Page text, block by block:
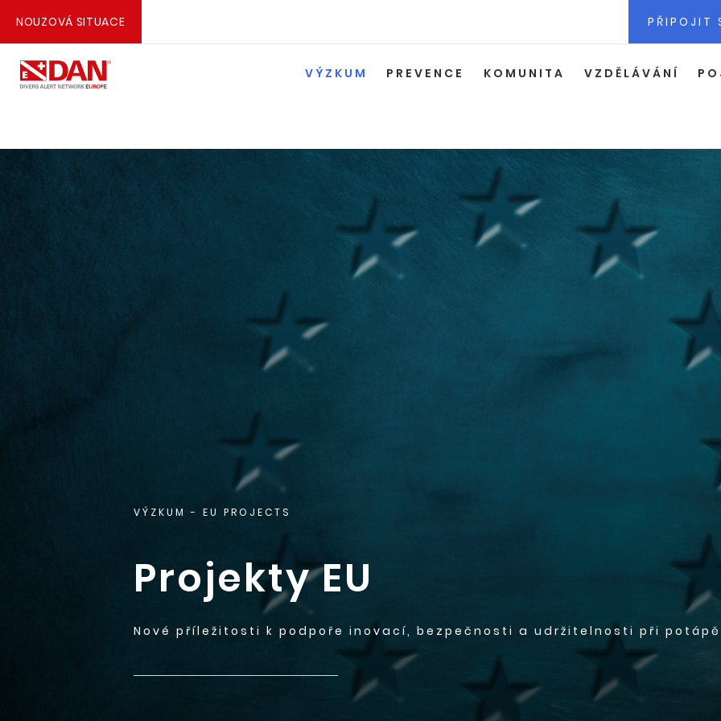
NOUZOVÁ SITUACE PŘIPOJIT
VÝZKUM PREVENCE KOMUNITA VZDĚLÁVÁNÍ
VÝZKUM - EU PROJECTS
Projekty EU
Nové příležitosti k podpoře inovací, bezpečnosti a udržitelnosti při